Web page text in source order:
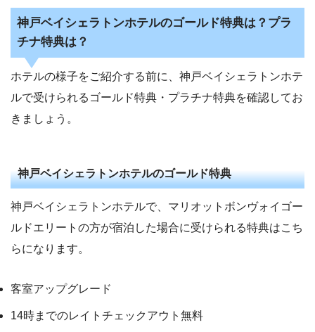
神戸ベイシェラトンホテルのゴールド特典は？プラ
チナ特典は？
ホテルの様子をご紹介する前に、神戸ベイシェラトンホテ
ルで受けられるゴールド特典・プラチナ特典を確認してお
きましょう。
神戸ベイシェラトンホテルのゴールド特典
神戸ベイシェラトンホテルで、マリオットボンヴォイゴー
ルドエリートの方が宿泊した場合に受けられる特典はこち
らになります。
客室アップグレード
14時までのレイトチェックアウト無料